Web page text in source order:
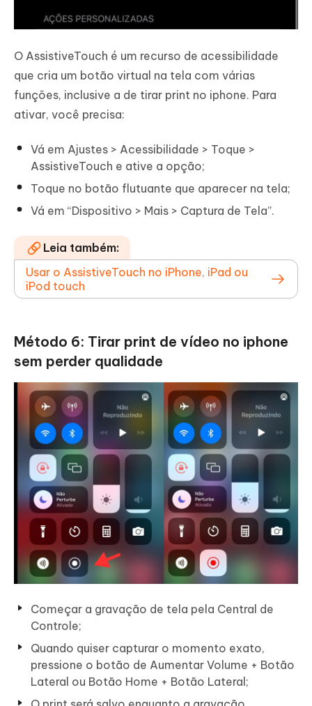
O AssistiveTouch é um recurso de acessibilidade
que cria um botão virtual na tela com várias
funções, inclusive a de tirar print no iphone. Para
ativar, você precisa:
Vá em Ajustes > Acessibilidade > Toque >
AssistiveTouch e ative a opção;
Toque no botão flutuante que aparecer na tela;
Vá em “Dispositivo > Mais > Captura de Tela”.
Leia também:
Usar o AssistiveTouch no iPhone, iPad ou
iPod touch
Método 6: Tirar print de vídeo no iphone
sem perder qualidade
Começar a gravação de tela pela Central de
Controle;
Quando quiser capturar o momento exato,
pressione o botão de Aumentar Volume + Botão
Lateral ou Botão Home + Botão Lateral;